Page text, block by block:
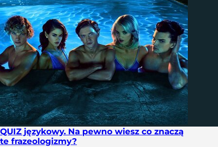
QUIZ językowy. Na pewno wiesz co znaczą
te frazeologizmy?